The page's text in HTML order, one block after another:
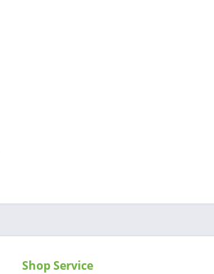
Shop Service